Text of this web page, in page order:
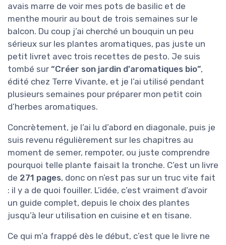
avais marre de voir mes pots de basilic et de
menthe mourir au bout de trois semaines sur le
balcon. Du coup j’ai cherché un bouquin un peu
sérieux sur les plantes aromatiques, pas juste un
petit livret avec trois recettes de pesto. Je suis
tombé sur “Créer son jardin d'aromatiques bio”,
édité chez Terre Vivante, et je l’ai utilisé pendant
plusieurs semaines pour préparer mon petit coin
d’herbes aromatiques.
Concrètement, je l’ai lu d’abord en diagonale, puis je
suis revenu régulièrement sur les chapitres au
moment de semer, rempoter, ou juste comprendre
pourquoi telle plante faisait la tronche. C’est un livre
de 271 pages, donc on n’est pas sur un truc vite fait
: il y a de quoi fouiller. L’idée, c’est vraiment d’avoir
un guide complet, depuis le choix des plantes
jusqu’à leur utilisation en cuisine et en tisane.
Ce qui m’a frappé dès le début, c’est que le livre ne